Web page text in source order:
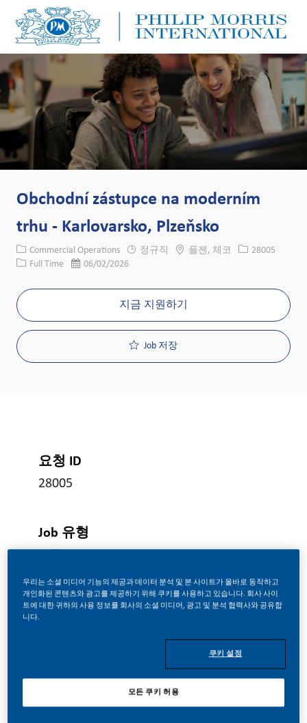
Obchodní zástupce na moderním
trhu - Karlovarsko, Plzeňsko
카테고리
Commercial Operations 정규직 위치플젠, 체코 Job ID28005
Job 유형
Full Time 게시일06/02/2026
지금 지원하기
Job 저장
요청 ID
28005
Job 유형
게시일
우리는 소셜 미디어 기능의 제공과 데이터 분석 및 본 사이트가 올바로 동작하고
개인화된 콘텐츠와 광고를 제공하기 위해 쿠키를 사용하고 있습니다. 회사 사이
트에 대한 귀하의 사용 정보를 회사의 소셜 미디어, 광고 및 분석 협력사와 공유합
니다.
쿠키 설정
모든 쿠키 허용